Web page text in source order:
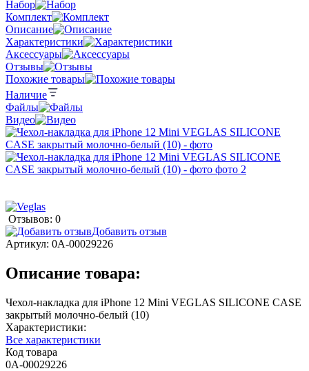
Набор
Комплект
Описание
Характеристики
Аксессуары
Отзывы
Похожие товары
Наличие
Файлы
Видео
Отзывов: 0
Добавить отзыв
Артикул: 0А-00029226
Описание товара:
Чехол-накладка для iPhone 12 Mini VEGLAS SILICONE CASE
закрытый молочно-белый (10)
Характеристики:
Все характеристики
Код товара
0А-00029226